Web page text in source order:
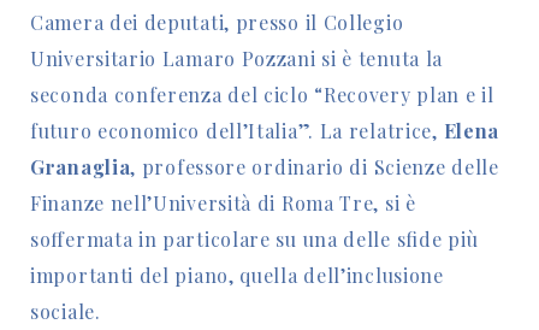
Camera dei deputati, presso il Collegio
Universitario Lamaro Pozzani si è tenuta la
seconda conferenza del ciclo “Recovery plan e il
futuro economico dell’Italia”. La relatrice, Elena
Granaglia, professore ordinario di Scienze delle
Finanze nell’Università di Roma Tre, si è
soffermata in particolare su una delle sfide più
importanti del piano, quella dell’inclusione
sociale.